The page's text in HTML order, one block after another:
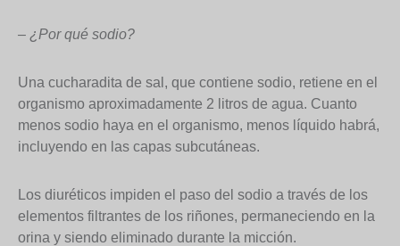
– ¿Por qué sodio?
Una cucharadita de sal, que contiene sodio, retiene en el
organismo aproximadamente 2 litros de agua. Cuanto
menos sodio haya en el organismo, menos líquido habrá,
incluyendo en las capas subcutáneas.
Los diuréticos impiden el paso del sodio a través de los
elementos filtrantes de los riñones, permaneciendo en la
orina y siendo eliminado durante la micción.